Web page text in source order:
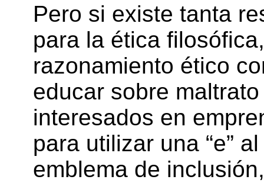
Pero si existe tanta
para la ética
razonamiento ético
educar sobre
interesados en
para utilizar una “e”
emblema de